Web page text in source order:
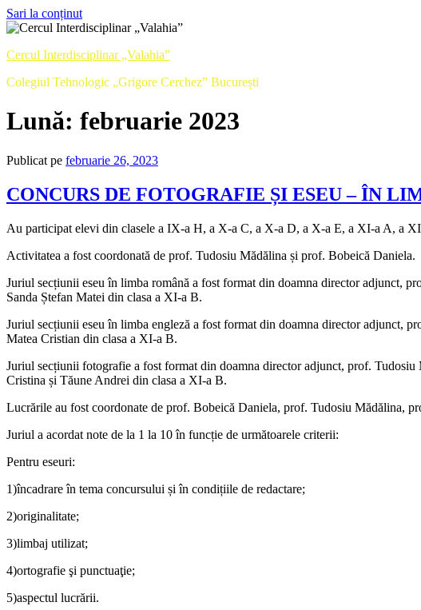
Sari la conținut
Cercul Interdisciplinar „Valahia”
Colegiul Tehnologic „Grigore Cerchez” București
Lună: februarie 2023
Publicat pe februarie 26, 2023
CONCURS DE FOTOGRAFIE ȘI ESEU – ÎN
Au participat elevi din clasele a IX-a H, a X-a C, a X-a D, a X-a E, a XI-a A, a
Activitatea a fost coordonată de prof. Tudosiu Mădălina și prof. Bobeică Daniela.
Juriul secțiunii eseu în limba română a fost format din doamna director adjunct,
Sanda Ștefan Matei din clasa a XI-a B.
Juriul secțiunii eseu în limba engleză a fost format din doamna director
Matea Cristian din clasa a XI-a B.
Juriul secțiunii fotografie a fost format din doamna director adjunct, prof.
Cristina și Tăune Andrei din clasa a XI-a B.
Lucrările au fost coordonate de prof. Bobeică Daniela, prof. Tudosiu Mădălina,
Juriul a acordat note de la 1 la 10 în funcție de următoarele criterii:
Pentru eseuri:
1)încadrare în tema concursului și în condițiile de redactare;
2)originalitate;
3)limbaj utilizat;
4)ortografie şi punctuaţie;
5)aspectul lucrării.